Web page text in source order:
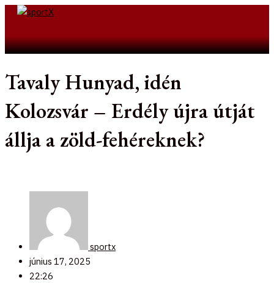
Skip
Tavaly Hunyad, idén
Kolozsvár – Erdély újra útját
állja a zöld-fehéreknek?
sportx
június 17, 2025
22:26